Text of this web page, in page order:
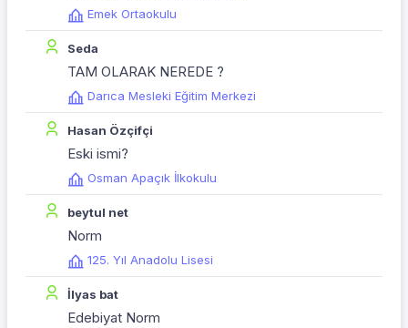
Emek Ortaokulu
Seda
TAM OLARAK NEREDE ?
Darıca Mesleki Eğitim Merkezi
Hasan Özçifçi
Eski ismi?
Osman Apaçık İlkokulu
beytul net
Norm
125. Yıl Anadolu Lisesi
İlyas bat
Edebiyat Norm